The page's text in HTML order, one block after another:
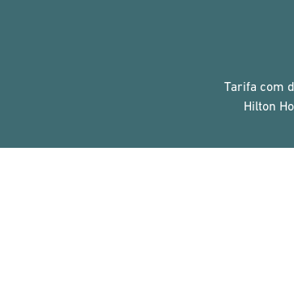
Tarifa com
Hilton